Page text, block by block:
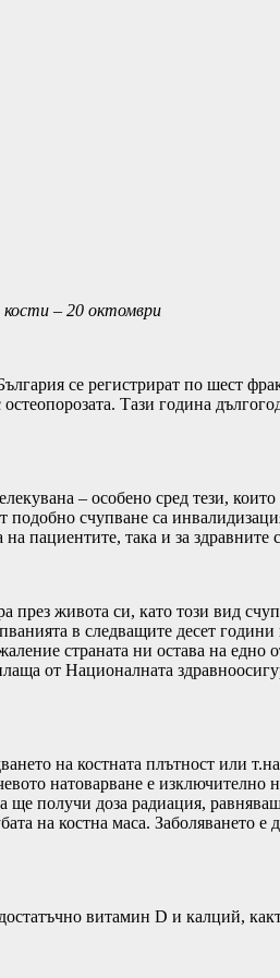
кости – 20 октомври
се регистрират по шест
Тази година
– особено сред тези,
подобно счупване са
пациентите, така и за здравните
живота си, като този вид
в следващите десет
страната ни остава на
от Националната
на костната плътност или
натоварване е
получи доза радиация,
на костна маса. Заболяването е
витамин D и калций,